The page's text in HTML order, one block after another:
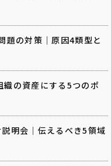
題の対策｜原因4類型と
の資産にする5つのポ
明会｜伝えるべき5領域